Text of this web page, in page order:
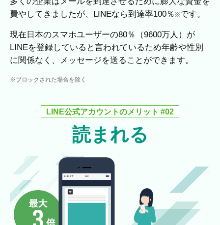
費やしてきましたが、LINEなら到達率100％※です。
現在日本のスマホユーザーの80％（9600万人）が
LINEを登録していると言われているため年齢や性別
に関係なく、メッセージを送ることができます。
※ブロックされた場合を除く
LINE公式アカウントのメリット #02
読まれる